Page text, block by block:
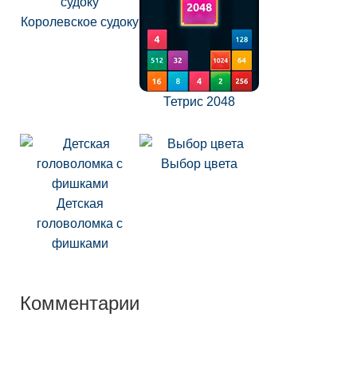
Королевское судоку
Тетрис 2048
Детская
головоломка с
фишками
Выбор цвета
Комментарии